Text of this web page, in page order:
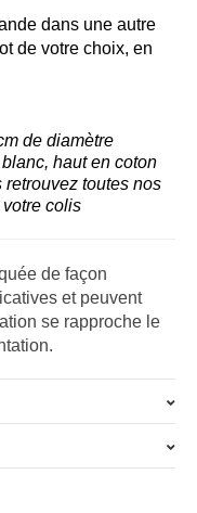
dans une autre
de votre choix, en
de diamètre
haut en coton
toutes nos
votre colis
de façon
et peuvent
se rapproche le